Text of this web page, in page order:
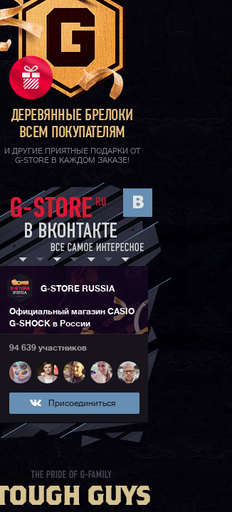
ДЕРЕВЯННЫЕ БРЕЛОКИ
ВСЕМ ПОКУПАТЕЛЯМ
И ДРУГИЕ ПРИЯТНЫЕ ПОДАРКИ ОТ
G-STORE В КАЖДОМ ЗАКАЗЕ!
G-STORE RUSSIA
Официальный магазин CASIO
G-SHOCK в России
94 639 участников
Присоединиться